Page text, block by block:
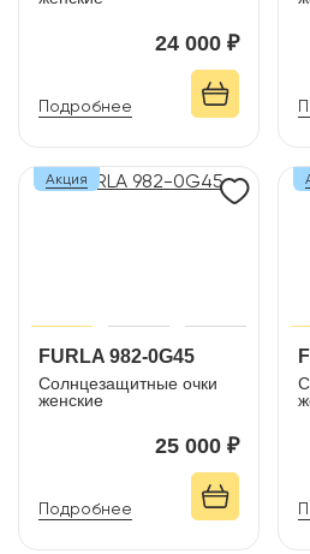
24 000 ₽
Подробнее
FURLA 982-0G45
Солнцезащитные очки
женские
25 000 ₽
Подробнее
Акция